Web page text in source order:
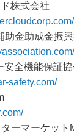
株式会社
助金助成金振
安全機能保証協
safety.com/
ーマーケット